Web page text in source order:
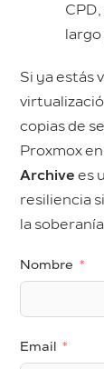
largo
Si ya estás
copias de
Proxmox
Archive es
resiliencia
la
Nombre
Email